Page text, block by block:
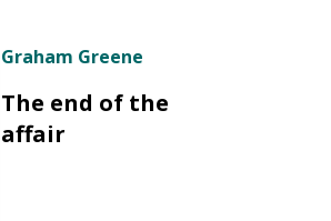
Graham Greene
The end of the
affair